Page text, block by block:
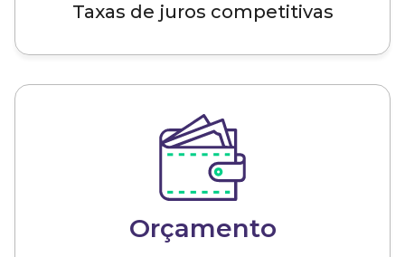
Taxas de juros competitivas
Orçamento